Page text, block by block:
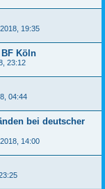
19:35
BF Köln
23:12
04:44
bei deutscher
14:00